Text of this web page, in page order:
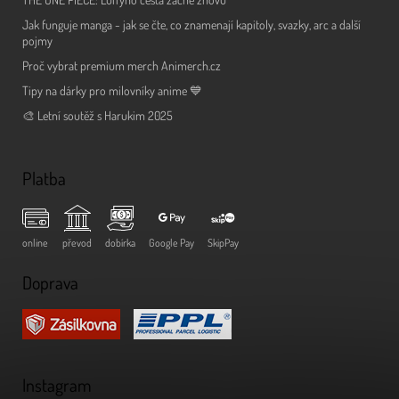
Jak funguje manga - jak se čte, co znamenají kapitoly, svazky, arc a další
pojmy
Proč vybrat premium merch Animerch.cz
Tipy na dárky pro milovníky anime 💙
🎨 Letní soutěž s Harukim 2025
Platba
online převod dobírka Google Pay SkipPay
Doprava
Instagram